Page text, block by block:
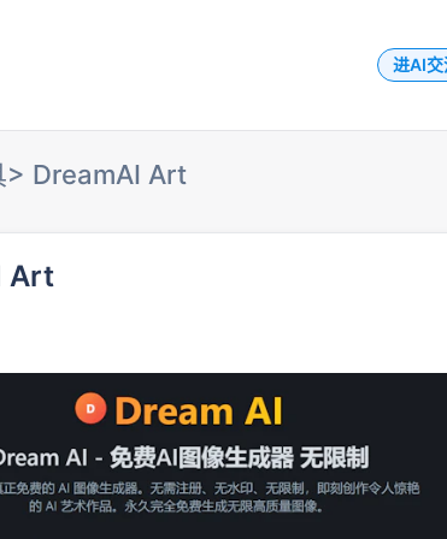
进AI交
> DreamAI Art
Art